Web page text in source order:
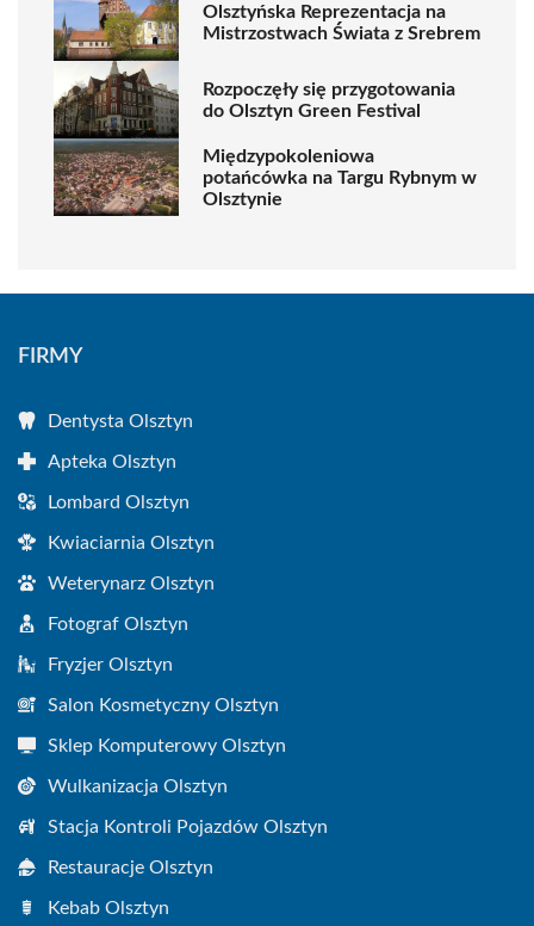
Olsztyńska Reprezentacja na
Mistrzostwach Świata z Srebrem
Rozpoczęły się przygotowania
do Olsztyn Green Festival
Międzypokoleniowa
potańcówka na Targu Rybnym w
Olsztynie
FIRMY
Dentysta Olsztyn
Apteka Olsztyn
Lombard Olsztyn
Kwiaciarnia Olsztyn
Weterynarz Olsztyn
Fotograf Olsztyn
Fryzjer Olsztyn
Salon Kosmetyczny Olsztyn
Sklep Komputerowy Olsztyn
Wulkanizacja Olsztyn
Stacja Kontroli Pojazdów Olsztyn
Restauracje Olsztyn
Kebab Olsztyn